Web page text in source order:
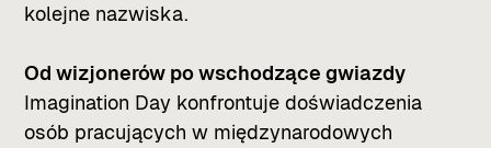
kolejne nazwiska.
Od wizjonerów po wschodzące gwiazdy
Imagination Day konfrontuje doświadczenia
osób pracujących w międzynarodowych